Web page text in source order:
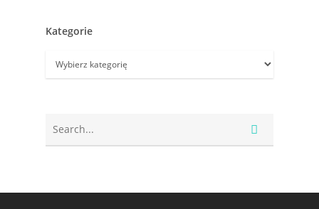
Kategorie
Kategorie